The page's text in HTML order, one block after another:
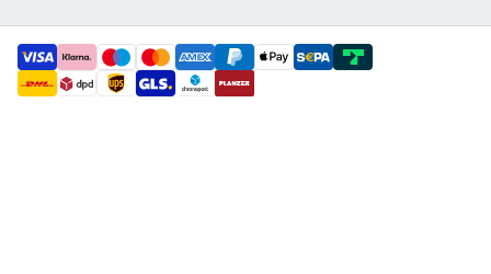
payment methods
shipment methods